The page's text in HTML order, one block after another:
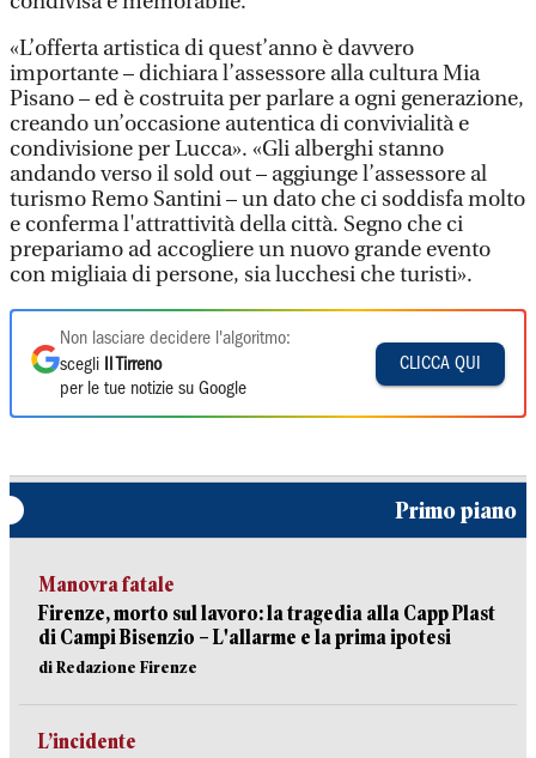
«L’offerta artistica di quest’anno è davvero
importante – dichiara l’assessore alla cultura Mia
Pisano – ed è costruita per parlare a ogni generazione,
creando un’occasione autentica di convivialità e
condivisione per Lucca». «Gli alberghi stanno
andando verso il sold out – aggiunge l’assessore al
turismo Remo Santini – un dato che ci soddisfa molto
e conferma l'attrattività della città. Segno che ci
prepariamo ad accogliere un nuovo grande evento
con migliaia di persone, sia lucchesi che turisti».
Non lasciare decidere l'algoritmo:
scegli
Il Tirreno
per le tue notizie su Google
CLICCA QUI
Primo piano
Manovra fatale
Firenze, morto sul lavoro: la tragedia alla Capp Plast
di Campi Bisenzio – L'allarme e la prima ipotesi
di Redazione Firenze
L’incidente